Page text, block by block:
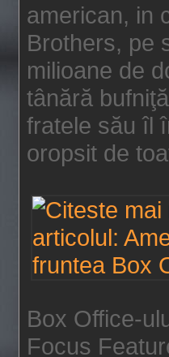
american, in
Brothers, pe
milioane de
tânără
fratele său îl
oropsit de
Box Office-
Focus